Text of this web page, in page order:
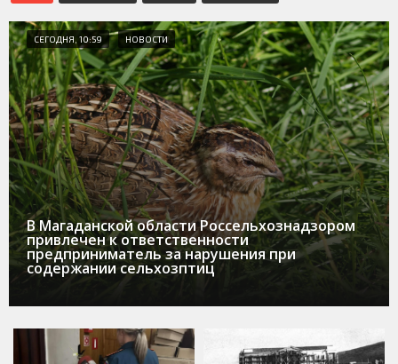
СЕГОДНЯ, 10:59 НОВОСТИ
В Магаданской области Россельхознадзором
привлечен к ответственности
предприниматель за нарушения при
содержании сельхозптиц